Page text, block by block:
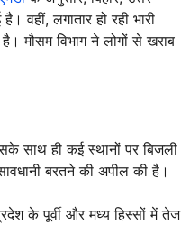
वहीं, लगातार हो रही भारी
मौसम विभाग ने लोगों से खराब
साथ ही कई स्थानों पर बिजली
बरतने की अपील की है।
के पूर्वी और मध्य हिस्सों में तेज